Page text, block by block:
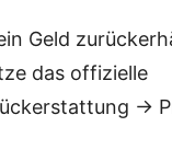
Geld
das offizielle
→